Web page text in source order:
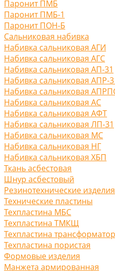
Паронит ПМБ
Паронит ПМБ-1
Паронит ПОН-Б
Сальниковая набивка
Набивка сальниковая АГИ
Набивка сальниковая АГС
Набивка сальниковая АП-31
Набивка сальниковая АПР-
Набивка сальниковая
Набивка сальниковая АС
Набивка сальниковая АФТ
Набивка сальниковая ЛП-31
Набивка сальниковая МС
Набивка сальниковая НГ
Набивка сальниковая ХБП
Ткань асбестовая
Шнур асбестовый
Резинотехнические изделия
Технические пластины
Техпластина МБС
Техпластина ТМКЩ
Техпластина
Техпластина пористая
Формовые изделия
Манжета армированная